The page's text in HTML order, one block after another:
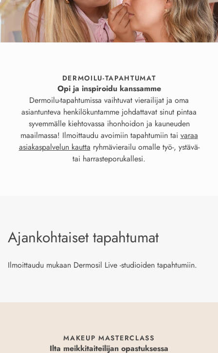
DERMOILU-TAPAHTUMAT
Opi ja inspiroidu kanssamme
Dermoilu-tapahtumissa vaihtuvat vierailijat ja oma
asiantunteva henkilökuntamme johdattavat sinut pintaa
syvemmälle kiehtovassa ihonhoidon ja kauneuden
maailmassa! Ilmoittaudu avoimiin tapahtumiin tai varaa
asiakaspalvelun kautta ryhmävierailu omalle työ-, ystävä-
tai harrasteporukallesi.
Ajankohtaiset tapahtumat
Ilmoittaudu mukaan Dermosil Live -studioiden tapahtumiin.
MAKEUP MASTERCLASS
Ilta meikkitaiteilijan opastuksessa